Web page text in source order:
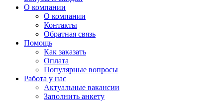
О компании
О компании
Контакты
Обратная связь
Помощь
Как заказать
Оплата
Популярные вопросы
Работа у нас
Актуальные вакансии
Заполнить анкету